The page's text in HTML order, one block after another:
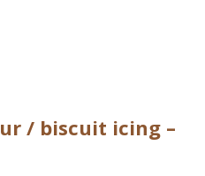
/ biscuit icing –